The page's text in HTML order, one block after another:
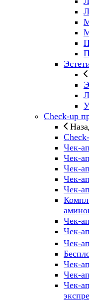
Check-up
Чек-
Чек-
Чек-
Чек-
Чек-
Чек-
Чек-
Чек-
Чек-
Чек-
Чек-